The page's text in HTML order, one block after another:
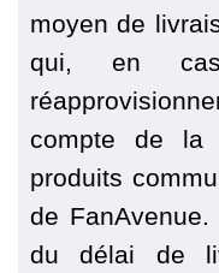
moyen de
qui, en
compte de la
produits
de
du délai de